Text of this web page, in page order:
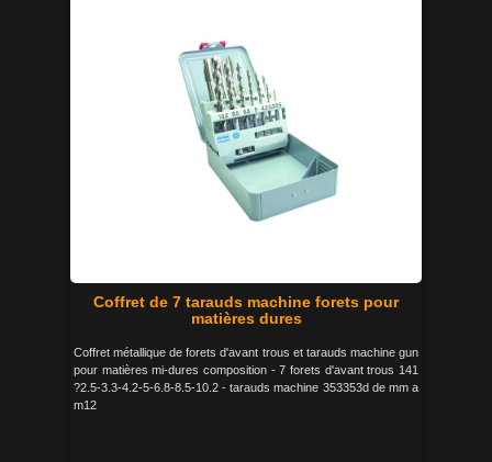
Coffret de 7 tarauds machine forets pour
matières dures
Coffret métallique de forets d'avant trous et tarauds machine gun
pour matières mi-dures composition - 7 forets d'avant trous 141
?2.5-3.3-4.2-5-6.8-8.5-10.2 - tarauds machine 353353d de mm a
m12